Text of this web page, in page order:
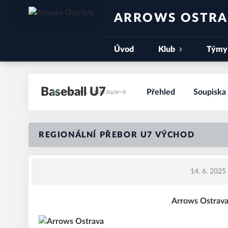
ARROWS
Úvod Klub Týmy
Baseball U7 Přehled Soupiska
REGIONÁLNÍ PŘEBOR U7 VÝCHOD
14. 6.
Arrows